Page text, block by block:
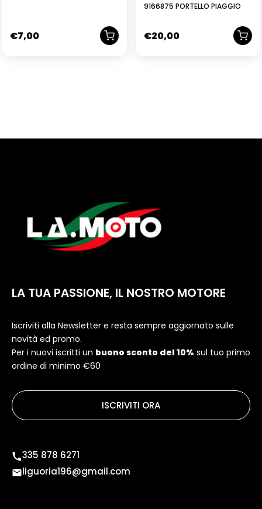
€7,00
9166875 PORTELLO PIAGGIO
€20,00
LA TUA PASSIONE, IL NOSTRO MOTORE
Iscriviti alla Newsletter e resta sempre aggiornato sulle
novità ed promo.
Per i nuovi iscritti un buono sconto del 10% sul tuo primo
ordine di minimo €60
ISCRIVITI ORA
335 878 6271
liguoria196@gmail.com